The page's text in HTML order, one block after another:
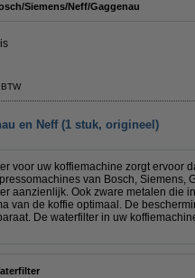
Siemens/Neff/Gaggenau
en Neff (1 stuk, origineel)
voor uw koffiemachine zorgt ervoor
van Bosch, Siemens,
aanzienlijk. Ook zware metalen die
van de koffie optimaal. De
De waterfilter in uw